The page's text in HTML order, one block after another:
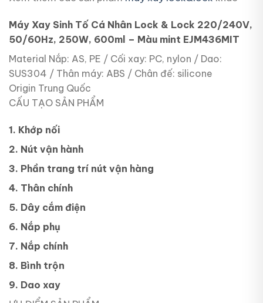
Máy Xay Sinh Tố Cá Nhân Lock & Lock 220/240V,
50/60Hz, 250W, 600ml – Màu mint EJM436MIT
Material Nắp: AS, PE / Cối xay: PC, nylon / Dao:
SUS304 / Thân máy: ABS / Chân đế: silicone
Origin Trung Quốc
CẤU TẠO SẢN PHẨM
1. Khớp nối
2. Nút vận hành
3. Phần trang trí nút vận hàng
4. Thân chính
5. Dây cắm điện
6. Nắp phụ
7. Nắp chính
8. Bình trộn
9. Dao xay